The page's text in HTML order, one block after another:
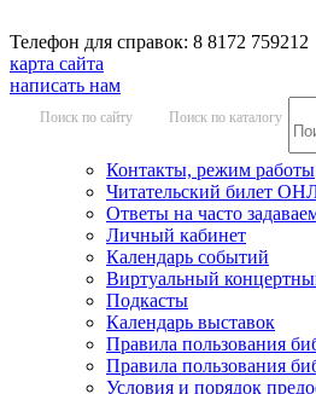
Телефон для справок: 8 8172
карта сайта
написать нам
Поиск по сайту Поиск по каталогу
Контакты, режим работы
Читательский билет
Ответы на часто
Личный кабинет
Календарь событий
Виртуальный
Подкасты
Календарь выставок
Правила пользования
Правила пользования
Условия и порядок